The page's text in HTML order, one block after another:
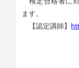
ます。
【認定講師】